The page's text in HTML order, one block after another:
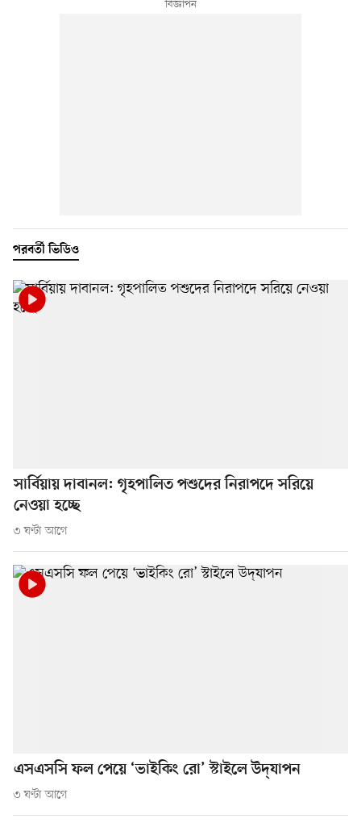
পরবর্তী ভিডিও
সার্বিয়ায় দাবানল: গৃহপালিত পশুদের নিরাপদে সরিয়ে
নেওয়া হচ্ছে
৩ ঘণ্টা আগে
এসএসসি ফল পেয়ে ‘ভাইকিং রো’ স্টাইলে উদ্‌যাপন
৩ ঘণ্টা আগে